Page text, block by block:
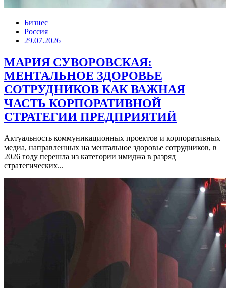
Бизнес
Россия
29.07.2026
МАРИЯ СУВОРОВСКАЯ:
МЕНТАЛЬНОЕ ЗДОРОВЬЕ
СОТРУДНИКОВ КАК ВАЖНАЯ
ЧАСТЬ КОРПОРАТИВНОЙ
СТРАТЕГИИ ПРЕДПРИЯТИЙ
Актуальность коммуникационных проектов и корпоративных
медиа, направленных на ментальное здоровье сотрудников, в
2026 году перешла из категории имиджа в разряд
стратегических...